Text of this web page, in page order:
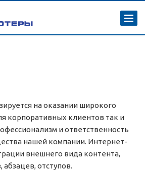
на оказании широкого
корпоративных клиентов так и
и ответственность
нашей компании. Интернет-
внешнего вида контента,
отступов.